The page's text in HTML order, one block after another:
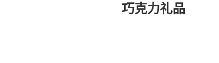
巧克力礼品